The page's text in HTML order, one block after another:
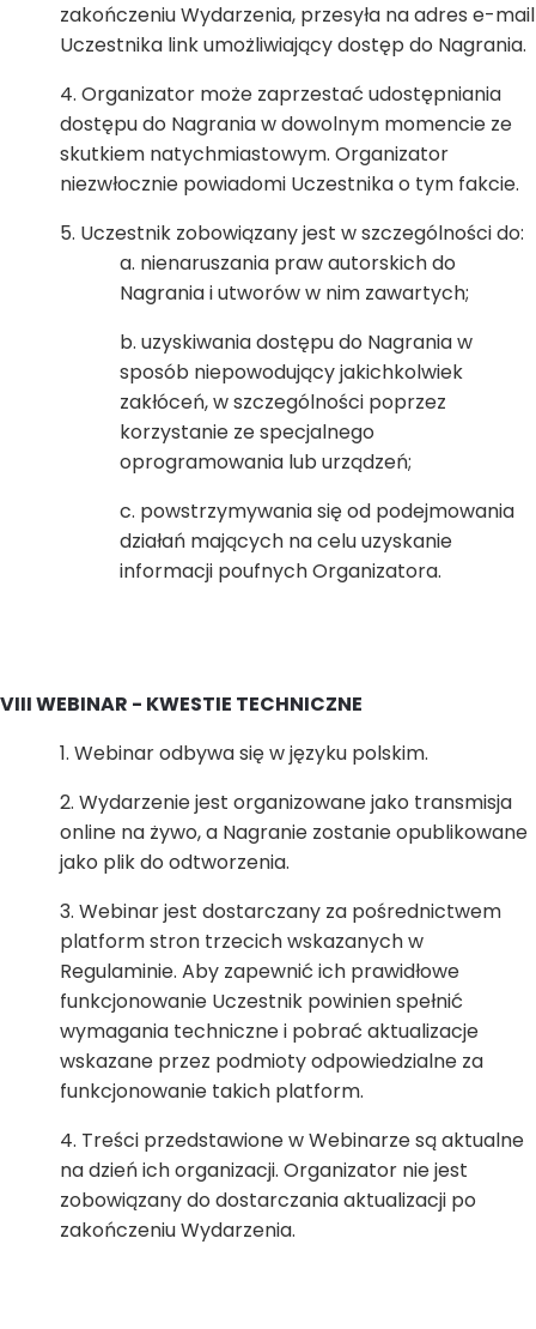
zakończeniu Wydarzenia, przesyła na adres e-mail
Uczestnika link umożliwiający dostęp do Nagrania.
Organizator może zaprzestać udostępniania
dostępu do Nagrania w dowolnym momencie ze
skutkiem natychmiastowym. Organizator
niezwłocznie powiadomi Uczestnika o tym fakcie.
Uczestnik zobowiązany jest w szczególności do:
nienaruszania praw autorskich do
Nagrania i utworów w nim zawartych;
uzyskiwania dostępu do Nagrania w
sposób niepowodujący jakichkolwiek
zakłóceń, w szczególności poprzez
korzystanie ze specjalnego
oprogramowania lub urządzeń;
powstrzymywania się od podejmowania
działań mających na celu uzyskanie
informacji poufnych Organizatora.
VIII WEBINAR - KWESTIE TECHNICZNE
Webinar odbywa się w języku polskim.
Wydarzenie jest organizowane jako transmisja
online na żywo, a Nagranie zostanie opublikowane
jako plik do odtworzenia.
Webinar jest dostarczany za pośrednictwem
platform stron trzecich wskazanych w
Regulaminie. Aby zapewnić ich prawidłowe
funkcjonowanie Uczestnik powinien spełnić
wymagania techniczne i pobrać aktualizacje
wskazane przez podmioty odpowiedzialne za
funkcjonowanie takich platform.
Treści przedstawione w Webinarze są aktualne
na dzień ich organizacji. Organizator nie jest
zobowiązany do dostarczania aktualizacji po
zakończeniu Wydarzenia.